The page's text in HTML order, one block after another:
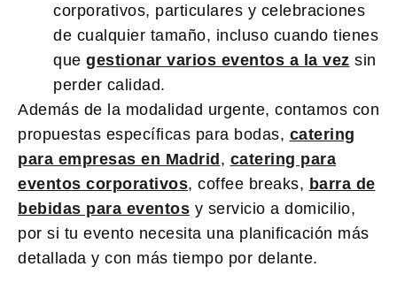
corporativos, particulares y celebraciones
de cualquier tamaño, incluso cuando tienes
que gestionar varios eventos a la vez sin
perder calidad.
Además de la modalidad urgente, contamos con
propuestas específicas para bodas, catering
para empresas en Madrid, catering para
eventos corporativos, coffee breaks, barra de
bebidas para eventos y servicio a domicilio,
por si tu evento necesita una planificación más
detallada y con más tiempo por delante.